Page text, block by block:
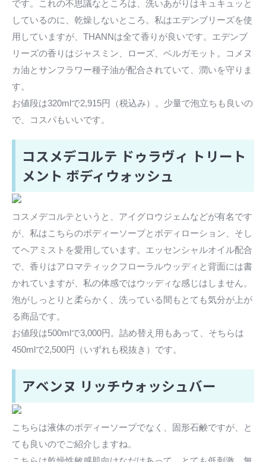
です。これの不思議なところは、洗いあがりはキュキュッと
しているのに、乾燥しないところ。私はエデンブリーズを使
用していますが、THANNは全て香りが良いです。エデンブ
リーズの香りはジャスミン、ローズ、ベルガモット。コメヌ
カ油とサンフラワー種子油が配合されていて、潤いを守りま
す。
お値段は320mlで2,915円（税込み）。少量で泡立ちも良いの
で、コスパもいいです。
コスメデコルテ ドゥラヴィ トリート
メント ボディウォッシュ
コスメデコルテというと、アイグロウジェムなどが有名です
が、私はこちらのボディーソープとボディローション、そし
てヘアミストを愛用しています。エッセンシャルオイル配合
で、香りはアロマティックフローラルウッディと背面には書
かれていますが、私の体感ではウッディな感じはしません。
泡がしっとりと柔らかく、洗っている間もとても気分が上が
る商品です。
お値段は500mlで3,000円。詰め替え用もあって、そちらは
450mlで2,500円（いずれも税抜き）です。
アベンヌ リッチウォッシュバー
こちらは液体のボディーソープでなく、固形石鹸ですが、と
ても良いのでご紹介しますね。